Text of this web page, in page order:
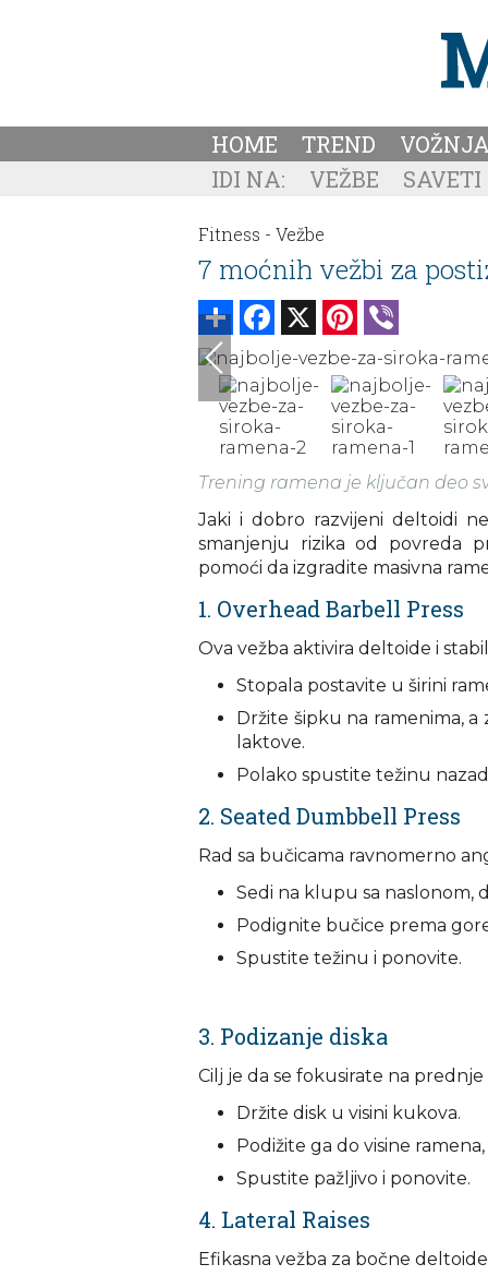
HOME TREND VOŽNJA
IDI NA:
VEŽBE SAVETI
Fitness - Vežbe
7 moćnih vežbi za
Share Facebook Pinterest
Trening ramena je ključan deo
Jaki i dobro razvijeni deltoidi
smanjenju rizika od povreda
pomoći da izgradite masivna
1. Overhead Barbell Press
Ova vežba aktivira deltoide i
Stopala postavite u širini
Držite šipku na ramenima,
laktove.
Polako spustite težinu
2. Seated Dumbbell Press
Rad sa bučicama ravnomerno
Sedi na klupu sa naslonom,
Podignite bučice prema
Spustite težinu i ponovite.
3. Podizanje diska
Cilj je da se fokusirate na
Držite disk u visini kukova.
Podižite ga do visine
Spustite pažljivo i ponovite.
4. Lateral Raises
Efikasna vežba za bočne